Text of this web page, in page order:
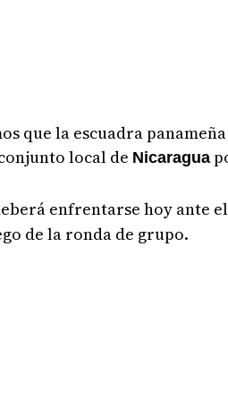
que la escuadra
local de Nicaragua
enfrentarse hoy ante
de la ronda de grupo.